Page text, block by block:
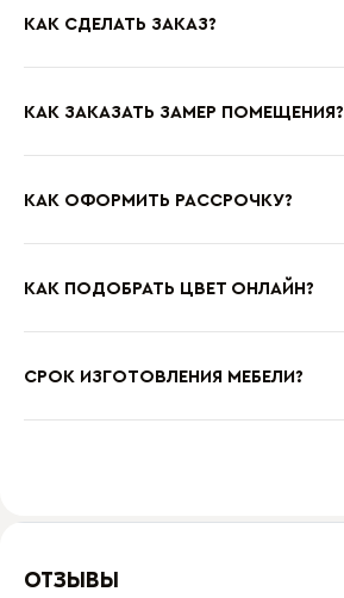
КАК СДЕЛАТЬ ЗАКАЗ?
КАК ЗАКАЗАТЬ ЗАМЕР ПОМЕЩЕНИЯ?
КАК ОФОРМИТЬ РАССРОЧКУ?
КАК ПОДОБРАТЬ ЦВЕТ ОНЛАЙН?
СРОК ИЗГОТОВЛЕНИЯ МЕБЕЛИ?
ОТЗЫВЫ